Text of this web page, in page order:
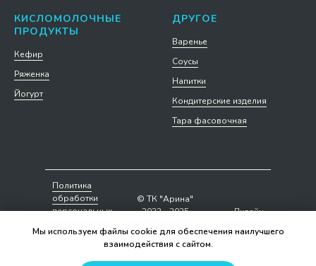
Мы используем файлы cookie для обеспечения наилучшего
взаимодействия с сайтом.
КИСЛОМОЛОЧНЫЕ
ПРОДУКТЫ
Кефир
Ряженка
Йогурт
ДРУГОЕ
Варенье
Соусы
Напитки
Кондитерские изделия
Тара фасовочная
Политика
обработки
персональных
Дизайн
© ТК "Арина"
2023 - 2025